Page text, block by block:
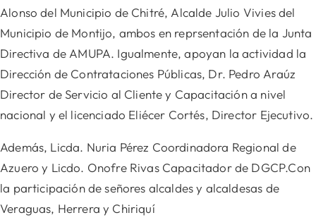
Alonso del Municipio de Chitré, Alcalde Julio Vivies del
Municipio de Montijo, ambos en reprsentación de la Junta
Directiva de AMUPA. Igualmente, apoyan la actividad la
Dirección de Contrataciones Públicas, Dr. Pedro Araúz
Director de Servicio al Cliente y Capacitación a nivel
nacional y el licenciado Eliécer Cortés, Director Ejecutivo.
Además, Licda. Nuria Pérez Coordinadora Regional de
Azuero y Licdo. Onofre Rivas Capacitador de DGCP.Con
la participación de señores alcaldes y alcaldesas de
Veraguas, Herrera y Chiriquí